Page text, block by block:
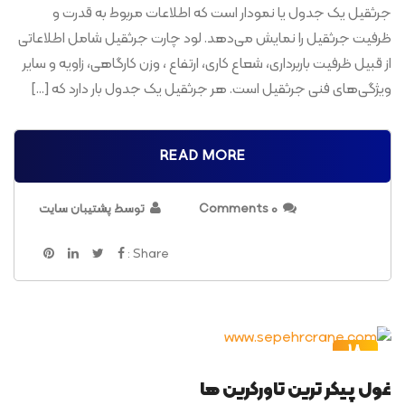
جرثقیل یک جدول یا نمودار است که اطلاعات مربوط به قدرت و
ظرفیت جرثقیل را نمایش می‌دهد. لود چارت جرثقیل شامل اطلاعاتی
از قبیل ظرفیت باربرداری، شعاع کاری، ارتفاع ، وزن کارگاهی، زاویه و سایر
ویژگی‌های فنی جرثقیل است. هر جرثقیل یک جدول بار دارد که […]
READ MORE
0 Comments توسط پشتیبان سایت
Share :
18
غول پیکر ترین تاورکرین ها